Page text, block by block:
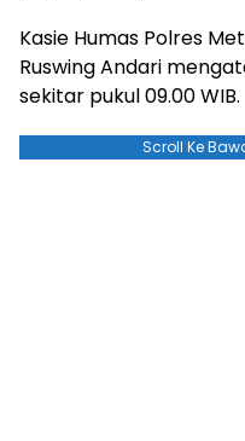
Kasie Humas Polres
Ruswing Andari
sekitar pukul 09.00 WIB.
Scroll Ke